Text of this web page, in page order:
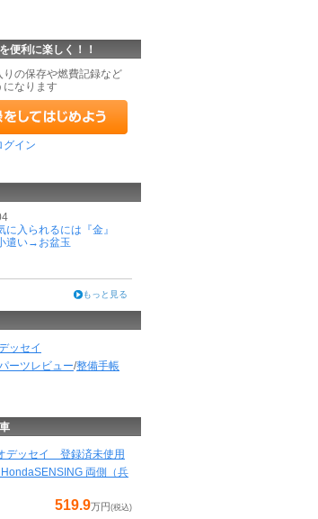
便利に楽しく！！
の保存や燃費記録など
になります
グイン
に入られるには『金』
遣い→お盆玉
もっと見る
ッセイ
ーツレビュー/整備手帳
ッセイ 登録済未使用
両側（兵
519.9万円 (税込)